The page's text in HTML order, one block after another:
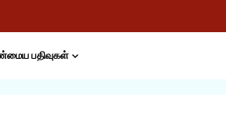
பதிவுகள்